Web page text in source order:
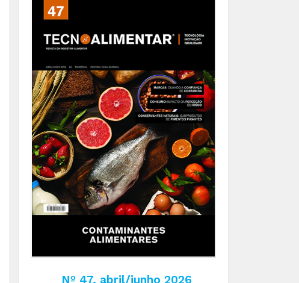
Nº 47, abril/junho 2026